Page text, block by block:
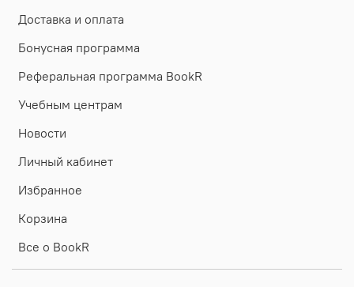
Доставка и оплата
Бонусная программа
Реферальная программа BookR
Учебным центрам
Новости
Личный кабинет
Избранное
Корзина
Все о BookR